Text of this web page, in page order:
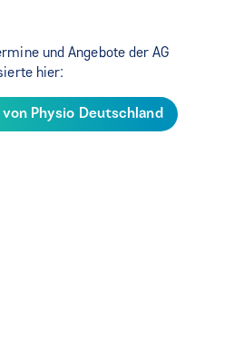
und Angebote der AG
hier:
Physio Deutschland